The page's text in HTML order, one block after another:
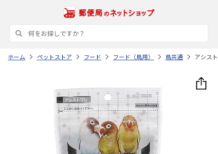
ホーム ペットストア フード フード（鳥用） 鳥共通 アシス